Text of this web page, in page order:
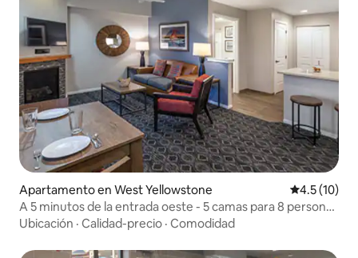
Apartamento en West Yellowstone Calificación
4.5 (10)
A 5 minutos de la entrada oeste - 5 camas para 8 personas
*Jacuzzi*
Ubicación · Calidad-precio · Comodidad